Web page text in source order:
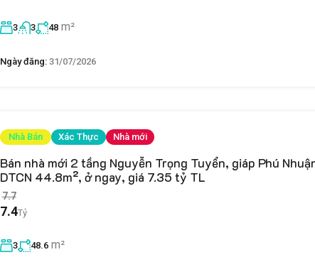
3 3 48 m²
Ngày đăng: 31/07/2026
Nhà Bán Xác Thực Nhà mới
Bán nhà mới 2 tầng Nguyễn Trọng Tuyển, giáp Phú
DTCN 44.8m², ở ngay, giá 7.35 tỷ TL
7.4
7.7
Tỷ
3 48.6 m²